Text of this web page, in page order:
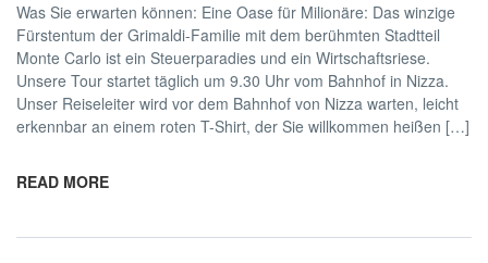
Was Sie erwarten können: Eine Oase für Milionäre: Das winzige
Fürstentum der Grimaldi-Familie mit dem berühmten Stadtteil
Monte Carlo ist ein Steuerparadies und ein Wirtschaftsriese.
Unsere Tour startet täglich um 9.30 Uhr vom Bahnhof in Nizza.
Unser Reiseleiter wird vor dem Bahnhof von Nizza warten, leicht
erkennbar an einem roten T-Shirt, der Sie willkommen heißen […]
READ MORE